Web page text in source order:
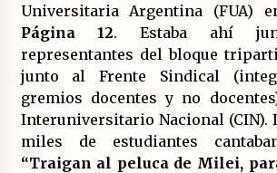
Universitaria Argentina (FUA)
Página 12. Estaba ahí
representantes del bloque
junto al Frente Sindical
gremios docentes y no
Interuniversitario Nacional (CIN).
miles de estudiantes
“Traigan al peluca de Milei,